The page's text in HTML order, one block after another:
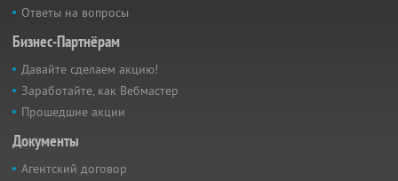
Ответы на вопросы
Бизнес-Партнёрам
Давайте сделаем акцию!
Заработайте, как Вебмастер
Прошедшие акции
Документы
Агентский договор